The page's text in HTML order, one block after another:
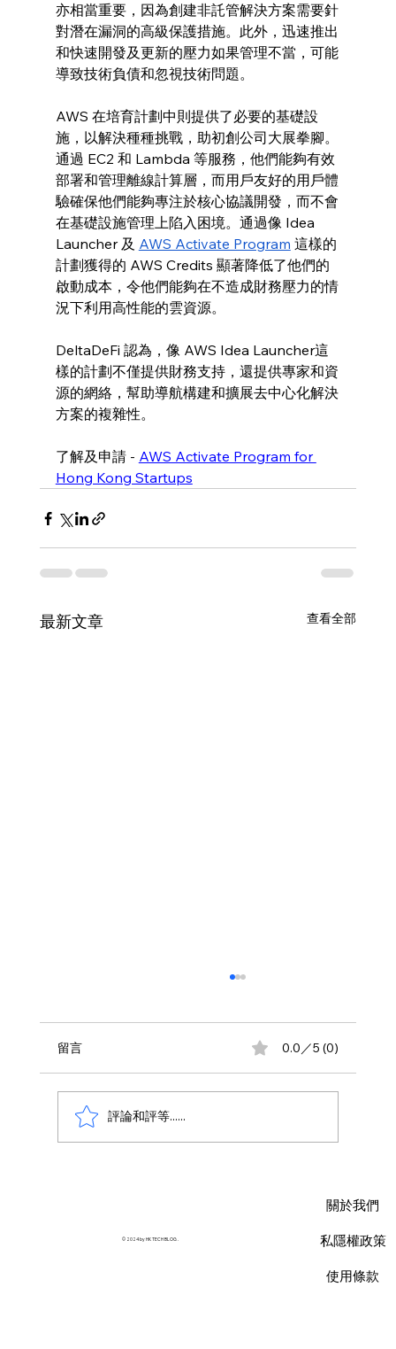
亦相當重要，因為創建非託管解決方案需要針
對潛在漏洞的高級保護措施。此外，迅速推出
和快速開發及更新的壓力如果管理不當，可能
導致技術負債和忽視技術問題。
AWS 在培育計劃中則提供了必要的基礎設
施，以解決種種挑戰，助初創公司大展拳腳。
通過 EC2 和 Lambda 等服務，他們能夠有效
部署和管理離線計算層，而用戶友好的用戶體
驗確保他們能夠專注於核心協議開發，而不會
在基礎設施管理上陷入困境。通過像 Idea
Launcher 及 AWS Activate Program 這樣的
計劃獲得的 AWS Credits 顯著降低了他們的
啟動成本，令他們能夠在不造成財務壓力的情
況下利用高性能的雲資源。
DeltaDeFi 認為，像 AWS Idea Launcher這
樣的計劃不僅提供財務支持，還提供專家和資
源的網絡，幫助導航構建和擴展去中心化解決
方案的複雜性。
了解及申請 - AWS Activate Program for
Hong Kong Startups
最新文章 查看全部
限制，用 Database Savings Plans 省下
留言 0.0／5 (0)
評論和評等......
© 2024 by HK TECH BLOG .
關於我們
私隱權政策
使用條款